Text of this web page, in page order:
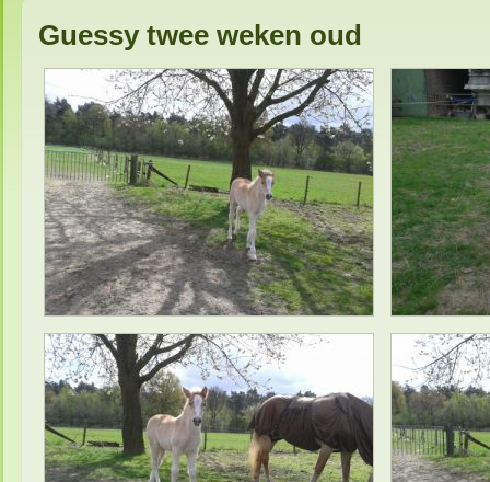
Guessy twee weken oud